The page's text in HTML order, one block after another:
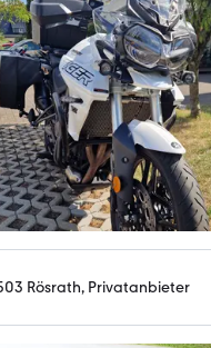
Rösrath, Privatanbieter